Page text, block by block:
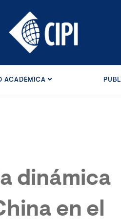
ACADÉMICA
dinámica
en el